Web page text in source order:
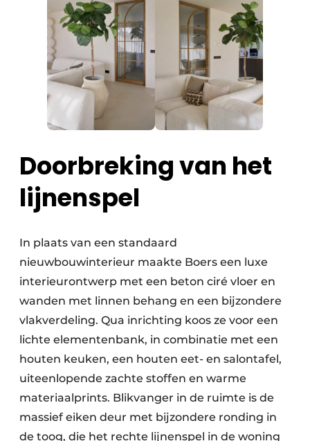
Doorbreking van het
lijnenspel
In plaats van een standaard
nieuwbouwinterieur maakte Boers een luxe
interieurontwerp met een beton ciré vloer en
wanden met linnen behang en een bijzondere
vlakverdeling. Qua inrichting koos ze voor een
lichte elementenbank, in combinatie met een
houten keuken, een houten eet- en salontafel,
uiteenlopende zachte stoffen en warme
materiaalprints. Blikvanger in de ruimte is de
massief eiken deur met bijzondere ronding in
de toog, die het rechte lijnenspel in de woning